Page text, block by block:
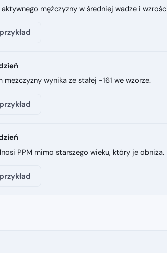
mężczyzny w średniej wadze i
mężczyzny wynika ze stałej −161 we wzorze.
PPM mimo starszego wieku, który je obniża.